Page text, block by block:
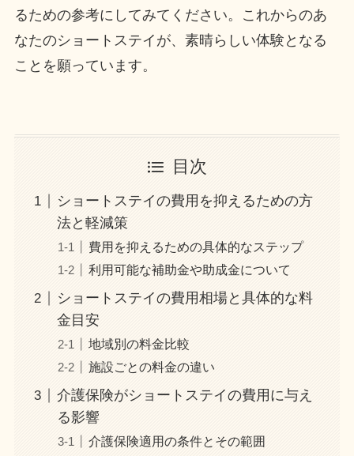
るための参考にしてみてください。これからのあ
なたのショートステイが、素晴らしい体験となる
ことを願っています。
目次
ショートステイの費用を抑えるための方
法と軽減策
費用を抑えるための具体的なステップ
利用可能な補助金や助成金について
ショートステイの費用相場と具体的な料
金目安
地域別の料金比較
施設ごとの料金の違い
介護保険がショートステイの費用に与え
る影響
介護保険適用の条件とその範囲